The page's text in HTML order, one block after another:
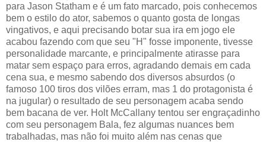
para Jason Statham e é um fato marcado, pois conhecemos
bem o estilo do ator, sabemos o quanto gosta de longas
vingativos, e aqui precisando botar sua ira em jogo ele
acabou fazendo com que seu "H" fosse imponente, tivesse
personalidade marcante, e principalmente atirasse para
matar sem espaço para erros, agradando demais em cada
cena sua, e mesmo sabendo dos diversos absurdos (o
famoso 100 tiros dos vilões erram, mas 1 do protagonista é
na jugular) o resultado de seu personagem acaba sendo
bem bacana de ver. Holt McCallany tentou ser engraçadinho
com seu personagem Bala, fez algumas nuances bem
trabalhadas, mas não foi muito além nas cenas que